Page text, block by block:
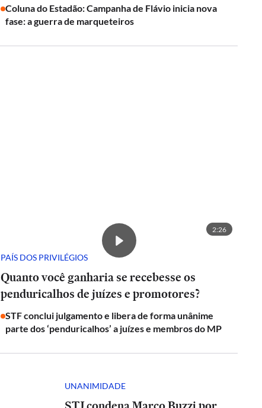
Coluna do Estadão: Campanha de Flávio inicia nova
fase: a guerra de marqueteiros
2:26
PAÍS DOS PRIVILÉGIOS
Quanto você ganharia se recebesse os
penduricalhos de juízes e promotores?
STF conclui julgamento e libera de forma unânime
parte dos ‘penduricalhos’ a juízes e membros do MP
UNANIMIDADE